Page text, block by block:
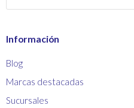
Información
Blog
Marcas destacadas
Sucursales